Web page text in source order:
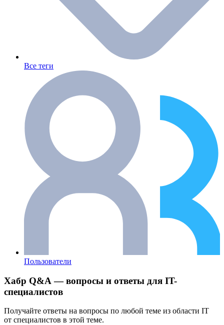
Все теги
Пользователи
Хабр Q&A — вопросы и ответы для IT-
специалистов
Получайте ответы на вопросы по любой теме из области IT
от специалистов в этой теме.